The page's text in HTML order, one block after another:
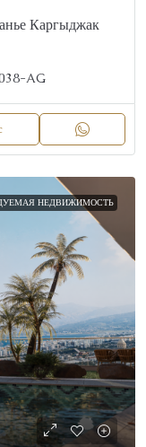
Каргыджак
AG
НЕДВИЖИМОСТЬ